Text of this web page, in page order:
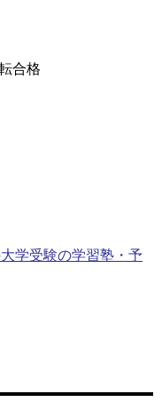
合格
学受験の学習塾・予